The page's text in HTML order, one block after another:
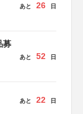
あと 26 日
募
あと 52 日
あと 22 日